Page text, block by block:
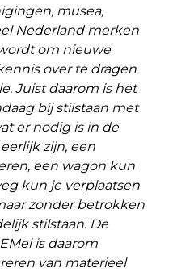
musea,
Nederland merken
om nieuwe
over te dragen
Juist daarom is het
bij stilstaan met
er nodig is in de
zijn, een
een wagon kun
kun je verplaatsen
zonder betrokken
stilstaan. De
is daarom
van materieel